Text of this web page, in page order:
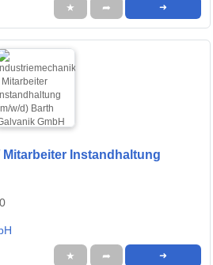
★ ➦ ➜
Mitarbeiter Instandhaltung
★ ➦ ➜